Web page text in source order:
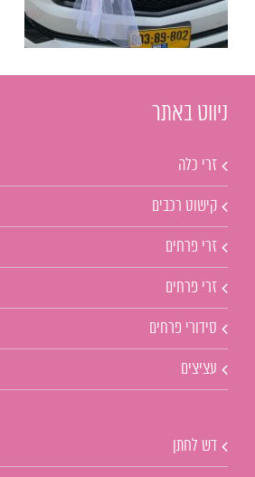
ניווט באתר
זרי כלה
קישוט רכבים
זרי פרחים
זרי פרחים
סידורי פרחים
עציצים
דש לחתן